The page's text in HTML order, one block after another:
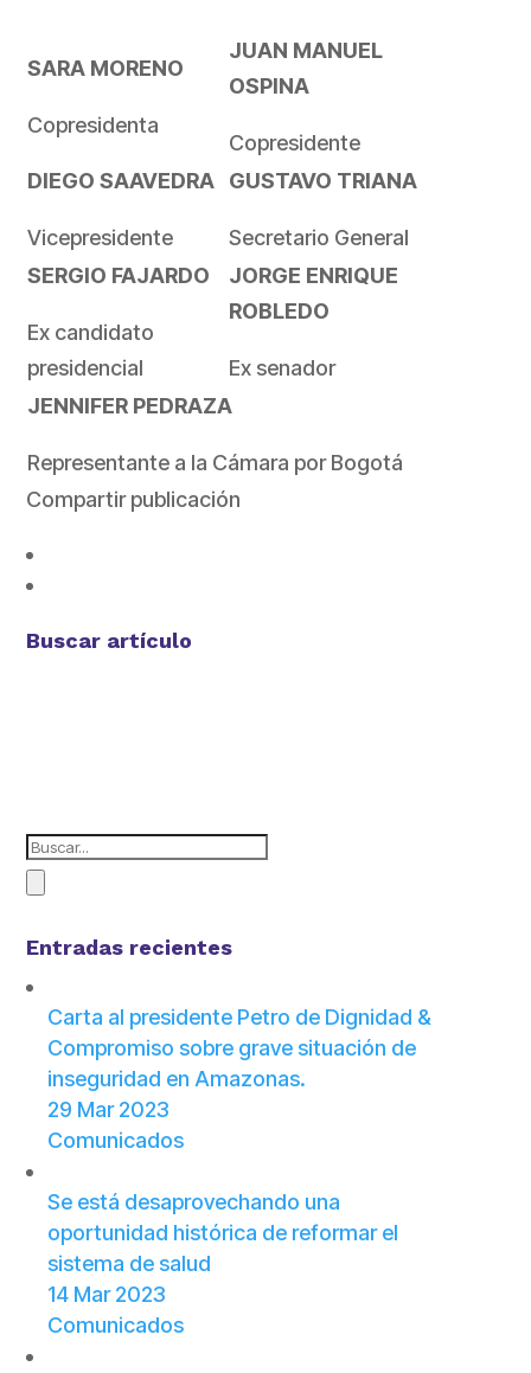
SARA MORENO
Copresidenta
JUAN MANUEL
OSPINA
Copresidente
DIEGO SAAVEDRA
Vicepresidente
GUSTAVO TRIANA
Secretario General
SERGIO FAJARDO
Ex candidato
presidencial
JORGE ENRIQUE
ROBLEDO
Ex senador
JENNIFER PEDRAZA
Representante a la Cámara por Bogotá
Compartir publicación
Buscar artículo
Entradas recientes
Carta al presidente Petro de Dignidad &
Compromiso sobre grave situación de
inseguridad en Amazonas.
29 Mar 2023
Comunicados
Se está desaprovechando una
oportunidad histórica de reformar el
sistema de salud
14 Mar 2023
Comunicados